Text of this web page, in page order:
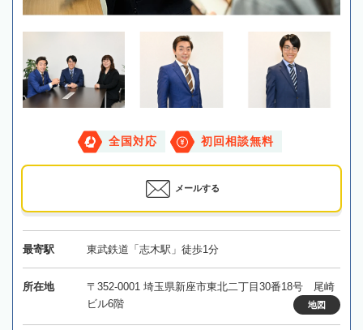
全国対応 初回相談無料
メールする
最寄駅 東武鉄道「志木駅」徒歩1分
所在地
〒352-0001 埼玉県新座市東北二丁目30番18号 尾崎
ビル6階
地図